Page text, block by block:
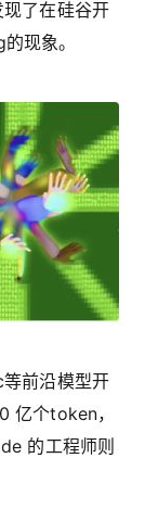
了在硅谷开
现象。
前沿模型开
亿个token，
的工程师则